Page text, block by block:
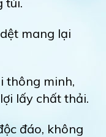
mang lại
thông minh,
lấy chất thải.
đáo, không